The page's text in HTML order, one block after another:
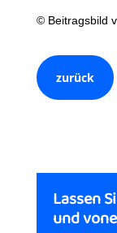
© Beitragsbild
zurück
Lassen
und